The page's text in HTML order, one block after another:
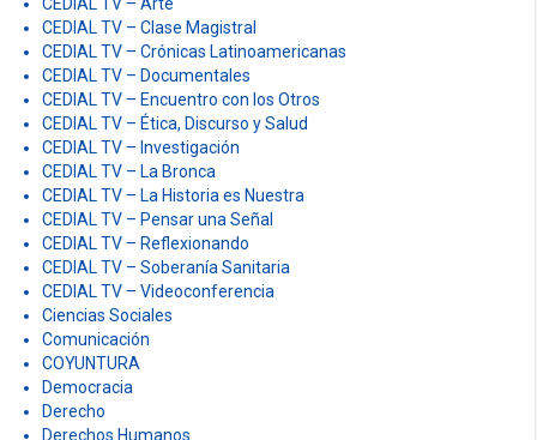
CEDIAL TV – Arte
CEDIAL TV – Clase Magistral
CEDIAL TV – Crónicas Latinoamericanas
CEDIAL TV – Documentales
CEDIAL TV – Encuentro con los Otros
CEDIAL TV – Ética, Discurso y Salud
CEDIAL TV – Investigación
CEDIAL TV – La Bronca
CEDIAL TV – La Historia es Nuestra
CEDIAL TV – Pensar una Señal
CEDIAL TV – Reflexionando
CEDIAL TV – Soberanía Sanitaria
CEDIAL TV – Videoconferencia
Ciencias Sociales
Comunicación
COYUNTURA
Democracia
Derecho
Derechos Humanos